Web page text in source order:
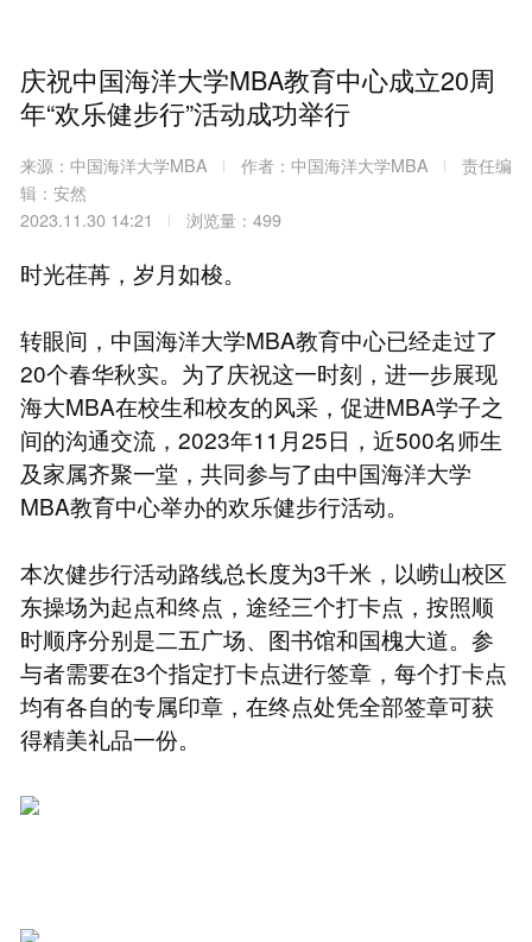
庆祝中国海洋大学MBA教育中心成立20周
年“欢乐健步行”活动成功举行
来源：中国海洋大学MBA 作者：中国海洋大学MBA
责任编
辑：安然
2023.11.30 14:21
浏览量：499
时光荏苒，岁月如梭。
转眼间，中国海洋大学MBA教育中心已经走过了
20个春华秋实。为了庆祝这一时刻，进一步展现
海大MBA在校生和校友的风采，促进MBA学子之
间的沟通交流，2023年11月25日，近500名师生
及家属齐聚一堂，共同参与了由中国海洋大学
MBA教育中心举办的欢乐健步行活动。
本次健步行活动路线总长度为3千米，以崂山校区
东操场为起点和终点，途经三个打卡点，按照顺
时顺序分别是二五广场、图书馆和国槐大道。参
与者需要在3个指定打卡点进行签章，每个打卡点
均有各自的专属印章，在终点处凭全部签章可获
得精美礼品一份。